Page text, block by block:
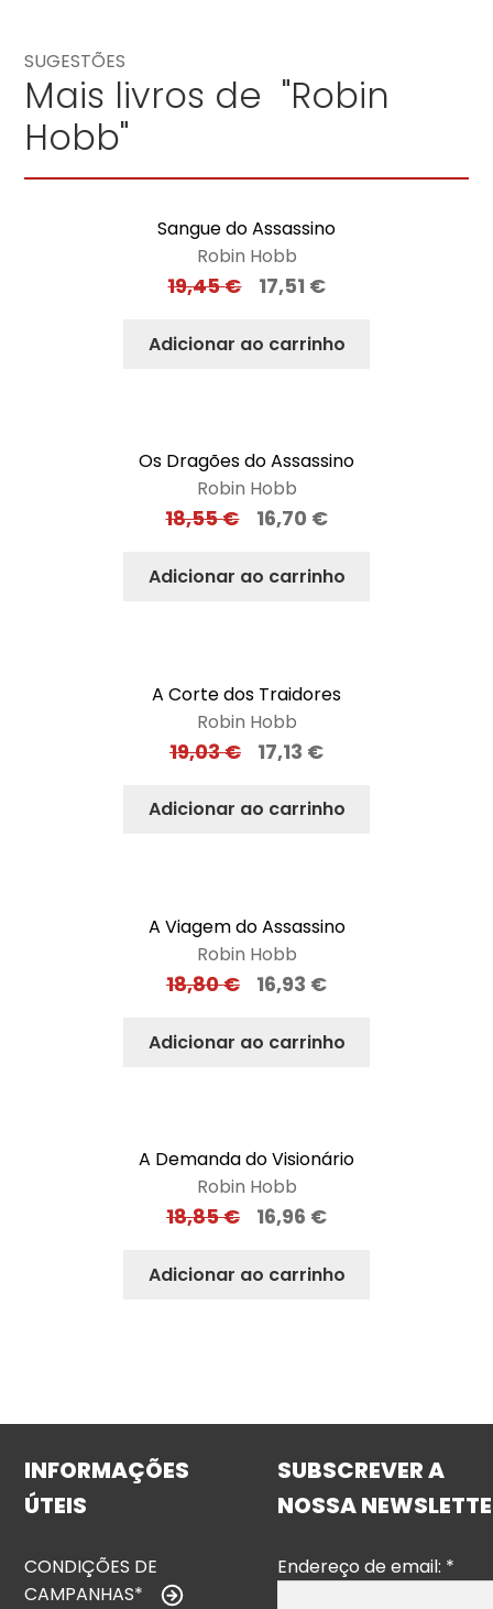
SUGESTÕES
Mais livros de "Robin
Hobb"
Sangue do Assassino
Robin Hobb
19,45€ 17,51 €
Adicionar ao carrinho
Os Dragões do Assassino
Robin Hobb
18,55€ 16,70 €
Adicionar ao carrinho
A Corte dos Traidores
Robin Hobb
19,03€ 17,13 €
Adicionar ao carrinho
A Viagem do Assassino
Robin Hobb
18,80€ 16,93 €
Adicionar ao carrinho
A Demanda do Visionário
Robin Hobb
18,85€ 16,96 €
Adicionar ao carrinho
INFORMAÇÕES
ÚTEIS
CONDIÇÕES DE
CAMPANHAS*
SUBSCREVER A
NOSSA
Endereço de email: *